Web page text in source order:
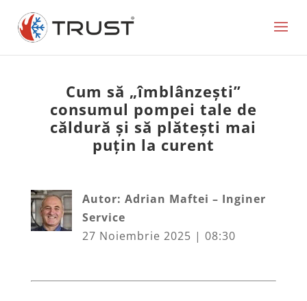
Cum să „îmblânzești”
consumul pompei tale de
căldură și să plătești mai
puțin la curent
Autor: Adrian Maftei – Inginer
Service
27 Noiembrie 2025 | 08:30